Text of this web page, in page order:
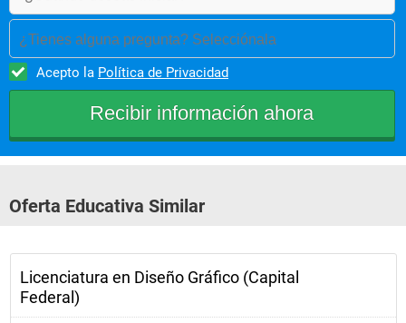
¿Tienes alguna pregunta? Selecciónala
Acepto la Política de Privacidad
Oferta Educativa Similar
Licenciatura en Diseño Gráfico (Capital
Federal)